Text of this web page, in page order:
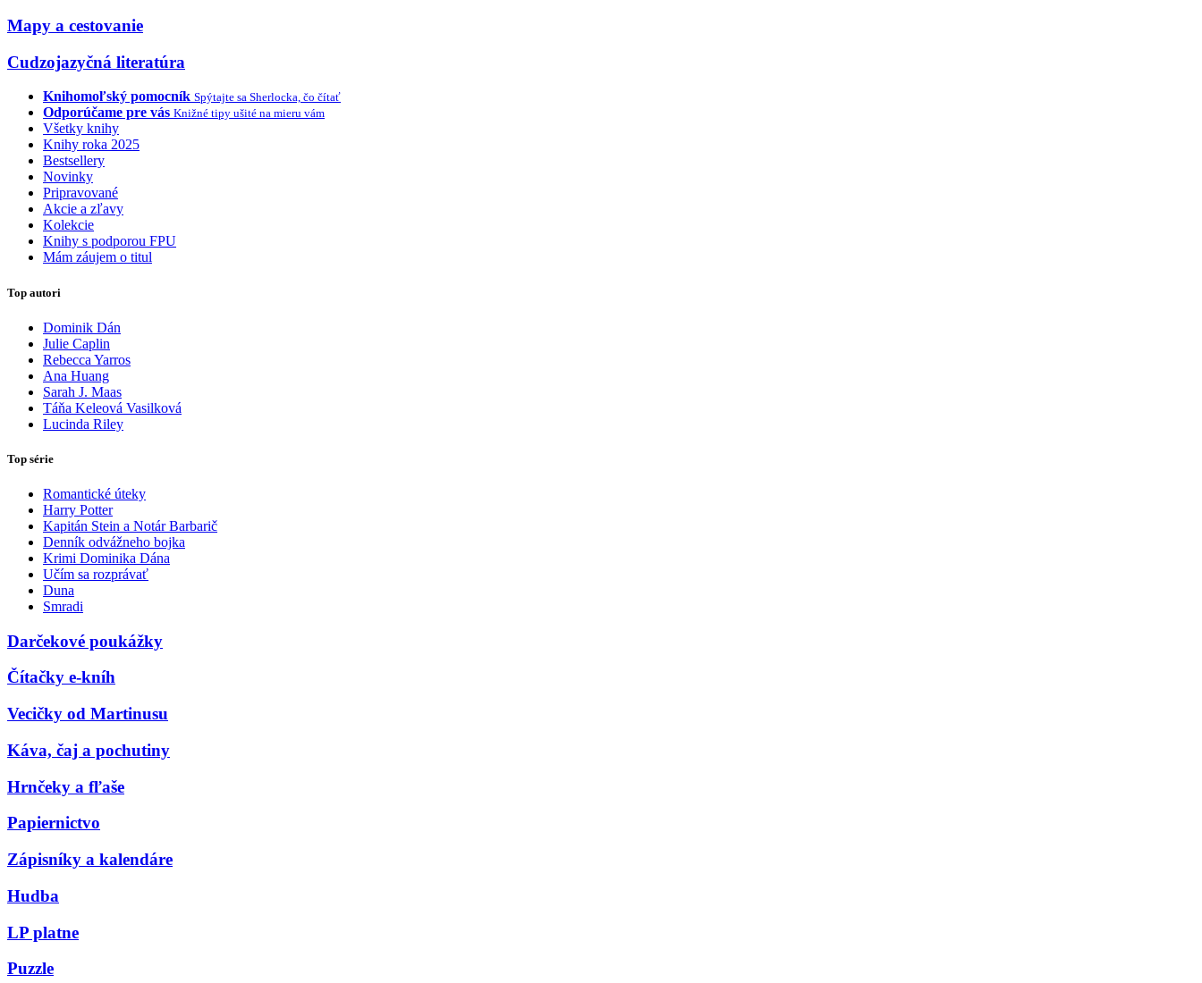
Mapy a cestovanie
Cudzojazyčná literatúra
Knihomoľský pomocník Spýtajte sa Sherlocka, čo čítať
Odporúčame pre vás Knižné tipy ušité na mieru vám
Všetky knihy
Knihy roka 2025
Bestsellery
Novinky
Pripravované
Akcie a zľavy
Kolekcie
Knihy s podporou FPU
Mám záujem o titul
Top autori
Dominik Dán
Julie Caplin
Rebecca Yarros
Ana Huang
Sarah J. Maas
Táňa Keleová Vasilková
Lucinda Riley
Top série
Romantické úteky
Harry Potter
Kapitán Stein a Notár Barbarič
Denník odvážneho bojka
Krimi Dominika Dána
Učím sa rozprávať
Duna
Smradi
Darčekové poukážky
Čítačky e-kníh
Vecičky od Martinusu
Káva, čaj a pochutiny
Hrnčeky a fľaše
Papiernictvo
Zápisníky a kalendáre
Hudba
LP platne
Puzzle